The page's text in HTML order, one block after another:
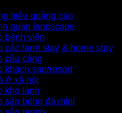
hiệu quảng cáo
quan landscape
bệnh viện
các farm stay & home stay
cầu cảng
khách sạn/resort
ở xã hội
kho lạnh
sân bóng đá mini